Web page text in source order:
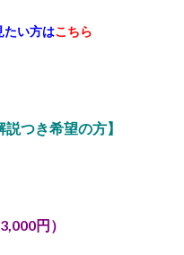
たい方はこちら
つき希望の方】
円）